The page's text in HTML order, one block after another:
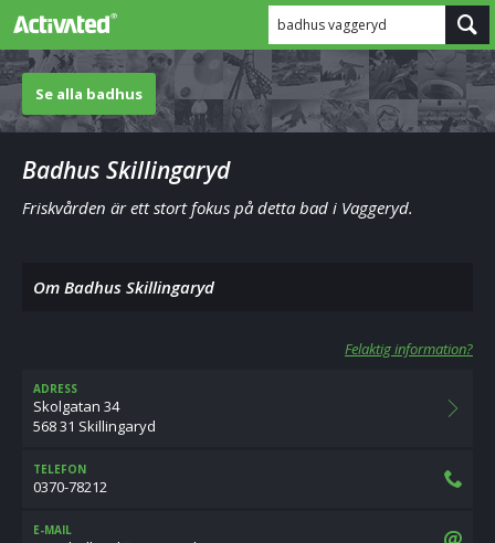
badhus vaggeryd
Se alla badhus
Badhus Skillingaryd
Friskvården är ett stort fokus på detta bad i Vaggeryd.
Om Badhus Skillingaryd
Felaktig information?
ADRESS
Skolgatan 34
568 31 Skillingaryd
TELEFON
0370-78212
E-MAIL